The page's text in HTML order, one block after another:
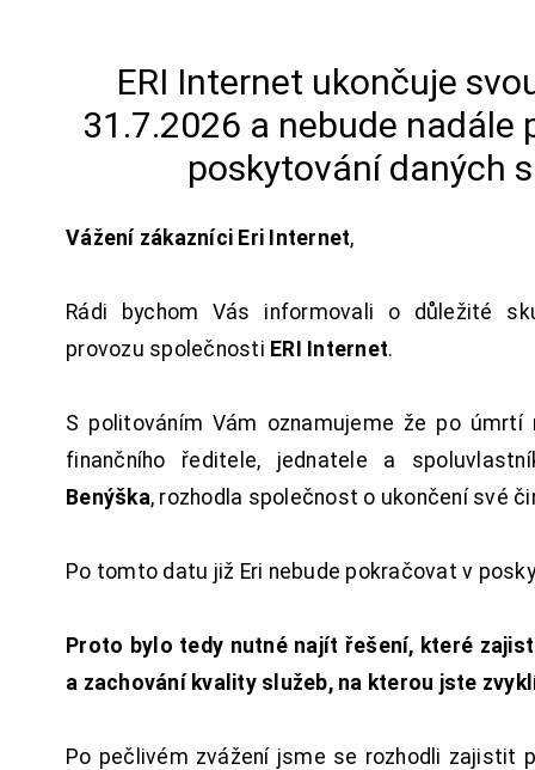
ERI Internet ukončuje
31.7.2026 a nebude nadále
poskytování daných
Vážení zákazníci Eri Internet,
Rádi bychom Vás informovali o důležité
provozu společnosti ERI Internet.
S politováním Vám oznamujeme že po úmrtí
finančního ředitele, jednatele a
Benýška, rozhodla společnost o ukončení své
Po tomto datu již Eri nebude pokračovat v
Proto bylo tedy nutné najít řešení, které
a zachování kvality služeb, na kterou jste
Po pečlivém zvážení jsme se rozhodli zajistit